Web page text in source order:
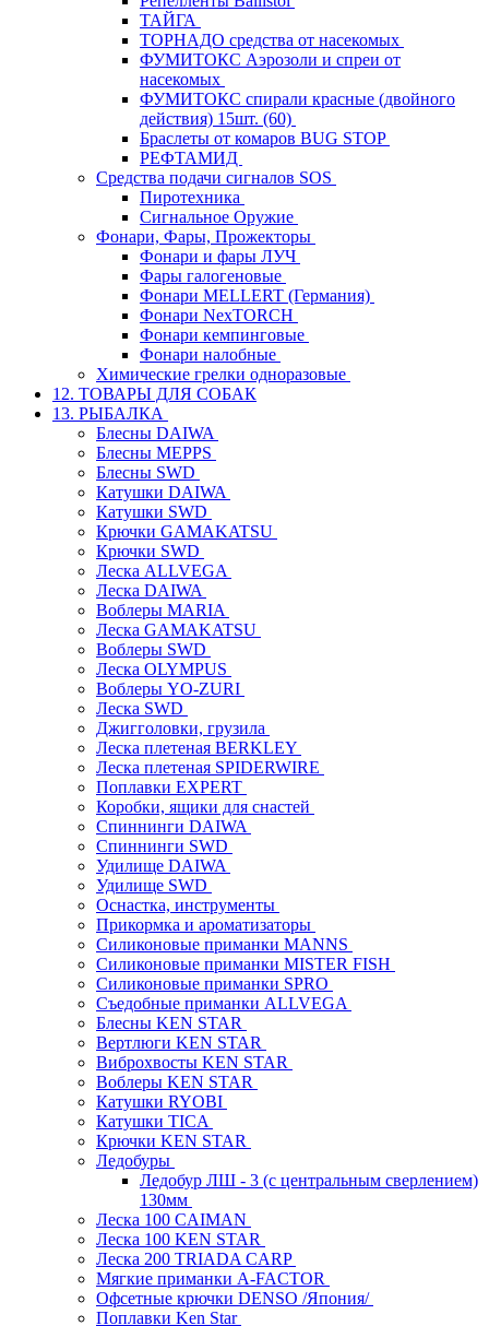
ТАЙГА
ТОРНАДО средства от насекомых
ФУМИТОКС Аэрозоли и спреи от
насекомых
ФУМИТОКС спирали красные (двойного
действия) 15шт. (60)
Браслеты от комаров BUG STOP
РЕФТАМИД
Средства подачи сигналов SOS
Пиротехника
Сигнальное Оружие
Фонари, Фары, Прожекторы
Фонари и фары ЛУЧ
Фары галогеновые
Фонари MELLERT (Германия)
Фонари NexTORCH
Фонари кемпинговые
Фонари налобные
Химические грелки одноразовые
12. ТОВАРЫ ДЛЯ СОБАК
13. РЫБАЛКА
Блесны DAIWA
Блесны MEPPS
Блесны SWD
Катушки DAIWA
Катушки SWD
Крючки GAMAKATSU
Крючки SWD
Леска ALLVEGA
Леска DAIWA
Воблеры MARIA
Леска GAMAKATSU
Воблеры SWD
Леска OLYMPUS
Воблеры YO-ZURI
Леска SWD
Джигголовки, грузила
Леска плетеная BERKLEY
Леска плетеная SPIDERWIRE
Поплавки EXPERT
Коробки, ящики для снастей
Спиннинги DAIWA
Спиннинги SWD
Удилище DAIWA
Удилище SWD
Оснастка, инструменты
Прикормка и ароматизаторы
Силиконовые приманки MANNS
Силиконовые приманки MISTER FISH
Силиконовые приманки SPRO
Съедобные приманки ALLVEGA
Блесны KEN STAR
Вертлюги KEN STAR
Виброхвосты KEN STAR
Воблеры KEN STAR
Катушки RYOBI
Катушки TICA
Крючки KEN STAR
Ледобуры
Ледобур ЛШ - 3 (с центральным сверлением)
130мм
Леска 100 CAIMAN
Леска 100 KEN STAR
Леска 200 TRIADA CARP
Мягкие приманки A-FACTOR
Офсетные крючки DENSO /Япония/
Поплавки Ken Star